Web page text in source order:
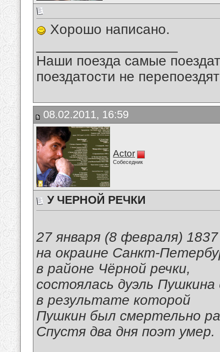
Хорошо написано.
Наши поезда самые
поездатости не
08.02.2011, 16:59
Actor
Собеседник
У ЧЕРНОЙ РЕЧКИ
27 января (8 февраля)
на окраине Санкт-
в районе Чёрной речки,
состоялась дуэль
в результате которой
Пушкин был смертельно
Спустя два дня поэт умер.